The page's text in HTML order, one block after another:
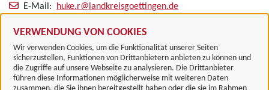
VERWENDUNG VON COOKIES
Wir verwenden Cookies, um die Funktionalität unserer Seiten
sicherzustellen, Funktionen von Drittanbietern anbieten zu können und
die Zugriffe auf unsere Webseite zu analysieren. Die Drittanbieter
führen diese Informationen möglicherweise mit weiteren Daten
E-Mail: huke.r@landkreisgoettingen.de
Alle zugeordneten Einrichtungen